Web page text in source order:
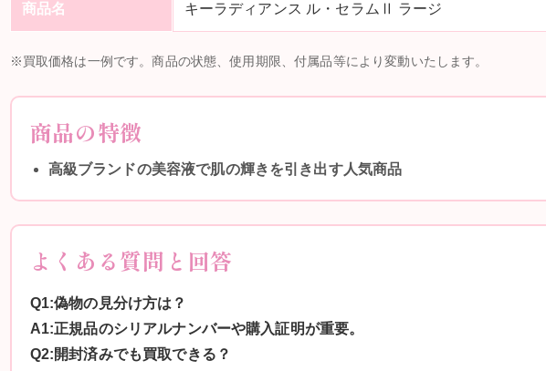
商品名 キーラディアンス ル・セラムⅡ ラージ
※買取価格は一例です。商品の状態、使用期限、付属品等により変動いたします。
商品の特徴
高級ブランドの美容液で肌の輝きを引き出す人気商品
よくある質問と回答
Q1:偽物の見分け方は？
A1:正規品のシリアルナンバーや購入証明が重要。
Q2:開封済みでも買取できる？